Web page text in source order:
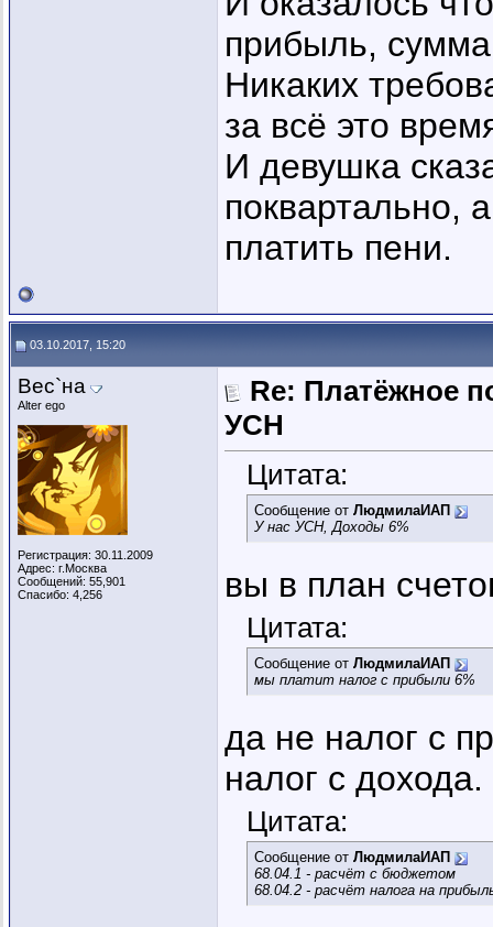
прибыль,
Никаких
за всё это
И девушка
поквартально,
платить пени.
03.10.2017, 15:20
Вес`на
Alter ego
Регистрация: 30.11.2009
Адрес: г.Москва
Сообщений: 55,901
Спасибо: 4,256
Re: Платёжное
УСН
Цитата:
Сообщение от ЛюдмилаИАП
У нас УСН, Доходы 6%
вы в план
Цитата:
Сообщение от ЛюдмилаИАП
мы платит налог с прибыли 6%
да не налог с
налог с дохода.
Цитата:
Сообщение от ЛюдмилаИАП
68.04.1 - расчёт с бюджетом
68.04.2 - расчёт налога на